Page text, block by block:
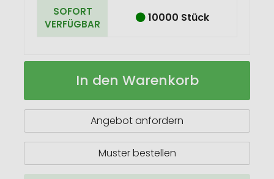
SOFORT
VERFÜGBAR
10000 Stück
Refari
Lineal
Kunststoff
Auf
In den Warenkorb
Angebot anfordern
Muster bestellen